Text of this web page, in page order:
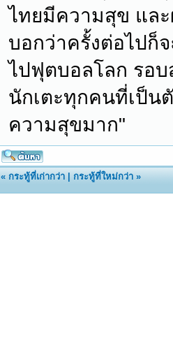
ไทยมีความสุข และ
บอกว่าครั้งต่อไปก็
ไปฟุตบอลโลก รอ
นักเตะทุกคนที่เป็น
ความสุขมาก"
«กระทู้ที่เก่ากว่า |กระทู้ที่ใหม่กว่า »